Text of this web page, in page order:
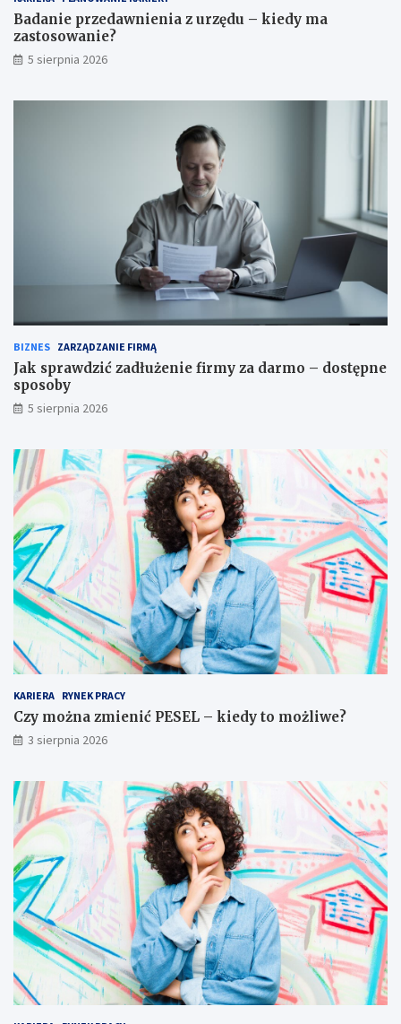
Badanie przedawnienia z urzędu – kiedy ma
zastosowanie?
5 sierpnia 2026
BIZNES ZARZĄDZANIE FIRMĄ
Jak sprawdzić zadłużenie firmy za darmo – dostępne
sposoby
5 sierpnia 2026
KARIERA RYNEK PRACY
Czy można zmienić PESEL – kiedy to możliwe?
3 sierpnia 2026